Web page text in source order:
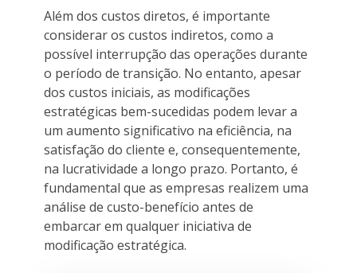
Além dos custos diretos, é importante
considerar os custos indiretos, como a
possível interrupção das operações durante
o período de transição. No entanto, apesar
dos custos iniciais, as modificações
estratégicas bem-sucedidas podem levar a
um aumento significativo na eficiência, na
satisfação do cliente e, consequentemente,
na lucratividade a longo prazo. Portanto, é
fundamental que as empresas realizem uma
análise de custo-benefício antes de
embarcar em qualquer iniciativa de
modificação estratégica.